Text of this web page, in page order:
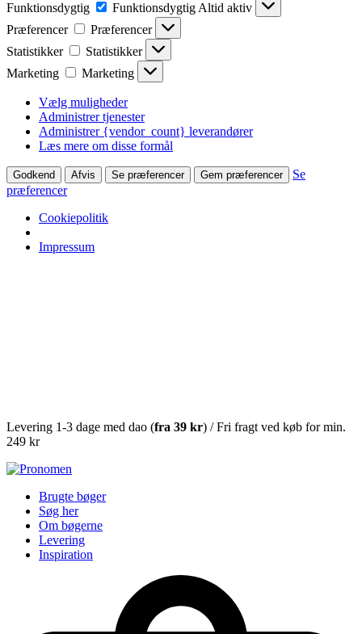
Funktionsdygtig
Funktionsdygtig Altid aktiv
Præferencer
Præferencer
Statistikker
Statistikker
Marketing
Marketing
Vælg muligheder
Administrer tjenester
Administrer {vendor_count} leverandører
Læs mere om disse formål
Godkend Afvis Se præferencer Gem præferencer
Se
præferencer
Cookiepolitik
Impressum
Levering 1-3 dage med dao (fra 39 kr) / Fri fragt ved køb for min.
249 kr
Brugte bøger
Søg her
Om bøgerne
Levering
Inspiration